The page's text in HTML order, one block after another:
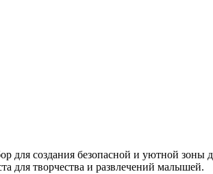
для создания безопасной и уютной зоны
для творчества и развлечений малышей.